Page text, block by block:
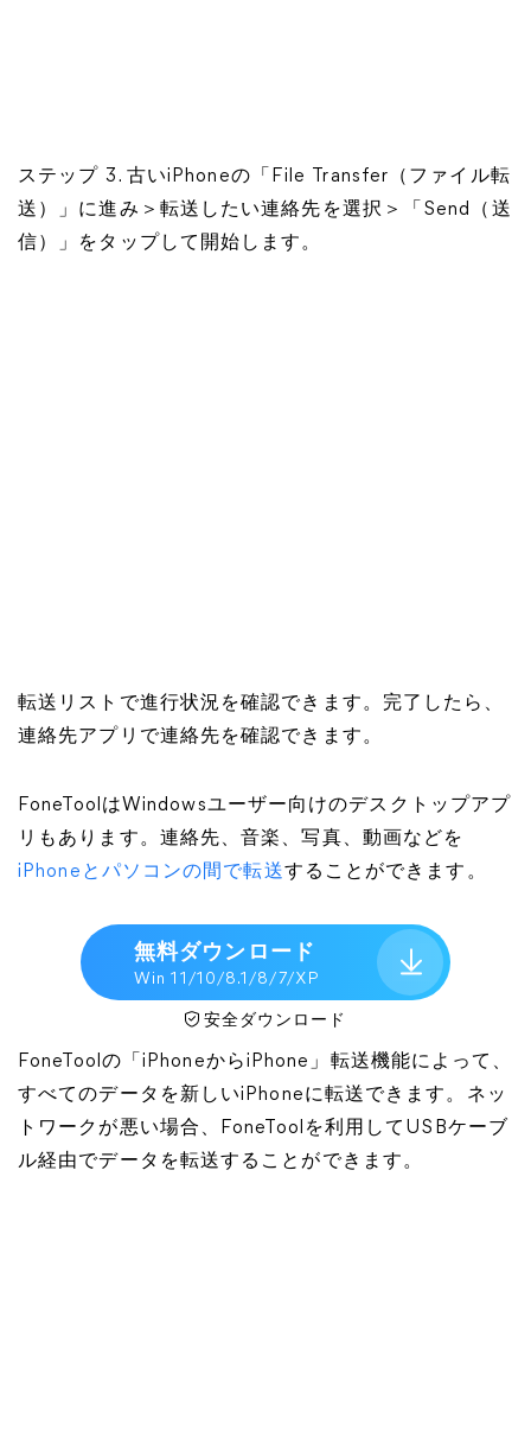
ステップ 3. 古いiPhoneの「File Transfer（ファイル転
送）」に進み＞転送したい連絡先を選択＞「Send（送
信）」をタップして開始します。
転送リストで進行状況を確認できます。完了したら、
連絡先アプリで連絡先を確認できます。
FoneToolはWindowsユーザー向けのデスクトップアプ
リもあります。連絡先、音楽、写真、動画などを
iPhoneとパソコンの間で転送することができます。
無料ダウンロード
Win 11/10/8.1/8/7/XP
安全ダウンロード
FoneToolの「iPhoneからiPhone」転送機能によって、
すべてのデータを新しいiPhoneに転送できます。ネッ
トワークが悪い場合、FoneToolを利用してUSBケーブ
ル経由でデータを転送することができます。